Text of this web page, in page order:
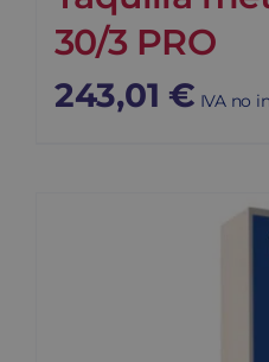
30/3 PRO
243,01 € IVA no